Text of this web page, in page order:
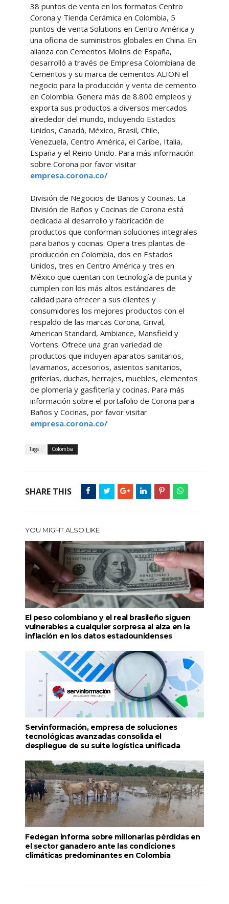
38 puntos de venta en los formatos Centro
Corona y Tienda Cerámica en Colombia, 5
puntos de venta Solutions en Centro América y
una oficina de suministros globales en China. En
alianza con Cementos Molins de España,
desarrolló a través de Empresa Colombiana de
Cementos y su marca de cementos ALION el
negocio para la producción y venta de cemento
en Colombia. Genera más de 8.800 empleos y
exporta sus productos a diversos mercados
alrededor del mundo, incluyendo Estados
Unidos, Canadá, México, Brasil, Chile,
Venezuela, Centro América, el Caribe, Italia,
España y el Reino Unido. Para más información
sobre Corona por favor visitar
empresa.corona.co/
División de Negocios de Baños y Cocinas. La
División de Baños y Cocinas de Corona está
dedicada al desarrollo y fabricación de
productos que conforman soluciones integrales
para baños y cocinas. Opera tres plantas de
producción en Colombia, dos en Estados
Unidos, tres en Centro América y tres en
México que cuentan con tecnología de punta y
cumplen con los más altos estándares de
calidad para ofrecer a sus clientes y
consumidores los mejores productos con el
respaldo de las marcas Corona, Grival,
American Standard, Ambiance, Mansfield y
Vortens. Ofrece una gran variedad de
productos que incluyen aparatos sanitarios,
lavamanos, accesorios, asientos sanitarios,
griferías, duchas, herrajes, muebles, elementos
de plomería y gasfitería y cocinas. Para más
información sobre el portafolio de Corona para
Baños y Cocinas, por favor visitar
empresa.corona.co/
Tags : Colombia
SHARE THIS
YOU MIGHT ALSO LIKE
El peso colombiano y el real brasileño siguen
vulnerables a cualquier sorpresa al alza en la
inflación en los datos estadounidenses
Servinformación, empresa de soluciones
tecnológicas avanzadas consolida el
despliegue de su suite logística unificada
Fedegan informa sobre millonarias pérdidas en
el sector ganadero ante las condiciones
climáticas predominantes en Colombia